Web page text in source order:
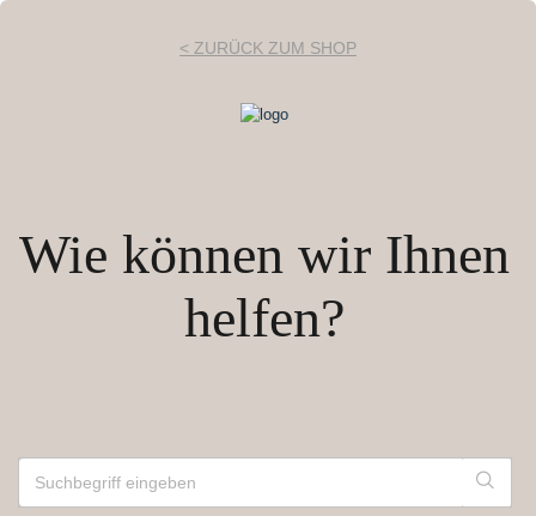
< ZURÜCK ZUM SHOP
Wie können wir Ihnen
helfen?